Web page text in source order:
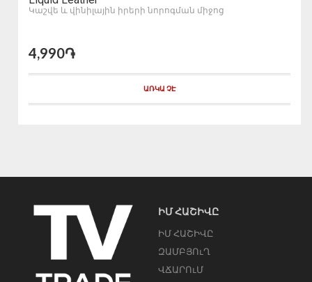
Կաշվե և վինիլային իրերի նորոգման միջոց
4,990֏
ԱՌԿԱ ՉԷ
ԻՄ ՀԱՇԻՎԸ
ԻՄ ՀԱՇԻՎԸ
ԶԱՄԲՅՈւՂ
ՎՃԱՐՈւՄ